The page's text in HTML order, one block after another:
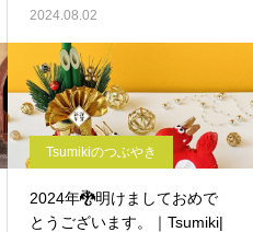
2024.08.02
Tsumikiのつぶやき
2024年🐉明けましておめで
とうございます。｜Tsumiki|